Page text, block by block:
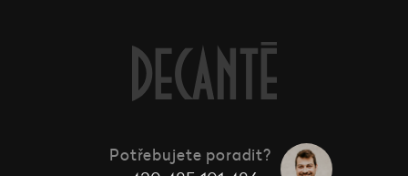
Potřebujete poradit?